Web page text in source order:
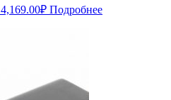
Первоначальная
4,169.00₽Текущая
цена:
Подробнее